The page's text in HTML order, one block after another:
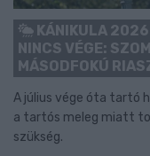
KÁNIKULA 2026
NINCS VÉGE:
MÁSODFOKÚ
A július vége óta tartó
a tartós meleg miatt
szükség.